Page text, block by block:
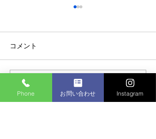
個人邸：樹木お手入れ作
業
コメント
コメントを追加…
Phone お問い合わせ Instagram